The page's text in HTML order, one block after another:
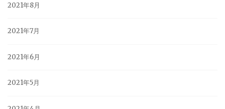
2021年8月
2021年7月
2021年6月
2021年5月